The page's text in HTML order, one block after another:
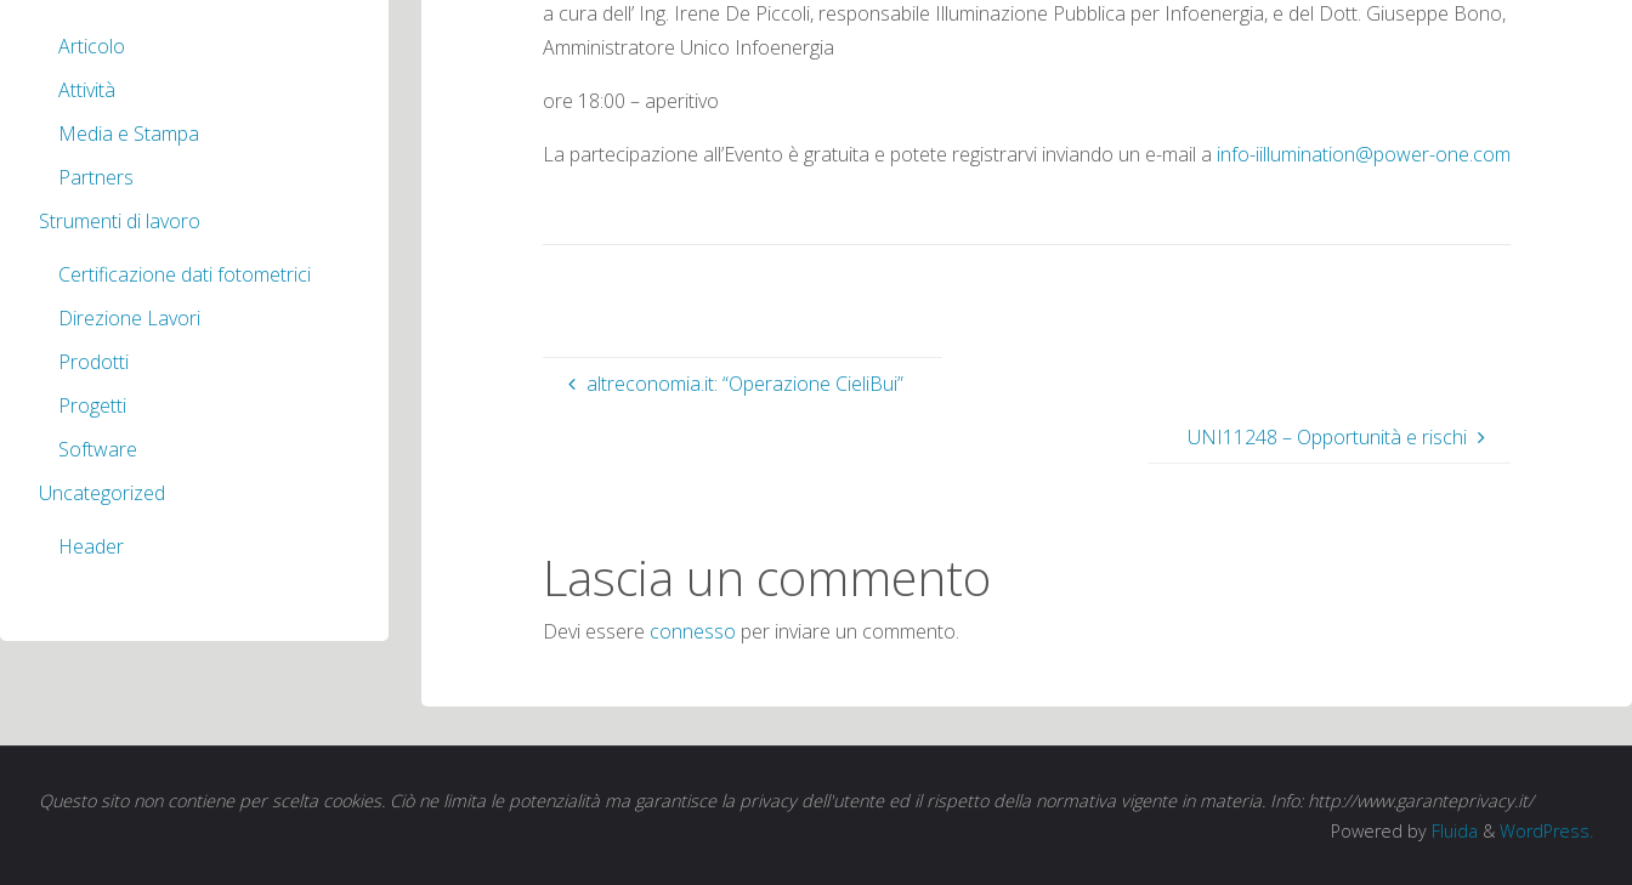
a cura dell’ Ing. Irene De Piccoli, responsabile Illuminazione Pubblica per Infoenergia, e del Dott. Giuseppe Bono,
Amministratore Unico Infoenergia
ore 18:00 – aperitivo
La partecipazione all’Evento è gratuita e potete registrarvi inviando un e-mail a info-iillumination@power-one.com
altreconomia.it: “Operazione CieliBui”
UNI11248 – Opportunità e rischi
Lascia un commento
Devi essere connesso per inviare un commento.
Articolo
Attività
Media e Stampa
Partners
Strumenti di lavoro
Certificazione dati fotometrici
Direzione Lavori
Prodotti
Progetti
Software
Uncategorized
Header
Questo sito non contiene per scelta cookies. Ciò ne limita le potenzialità ma garantisce la privacy dell'utente ed il rispetto della normativa vigente in materia. Info: http://www.garanteprivacy.it/
Powered by Fluida & WordPress.